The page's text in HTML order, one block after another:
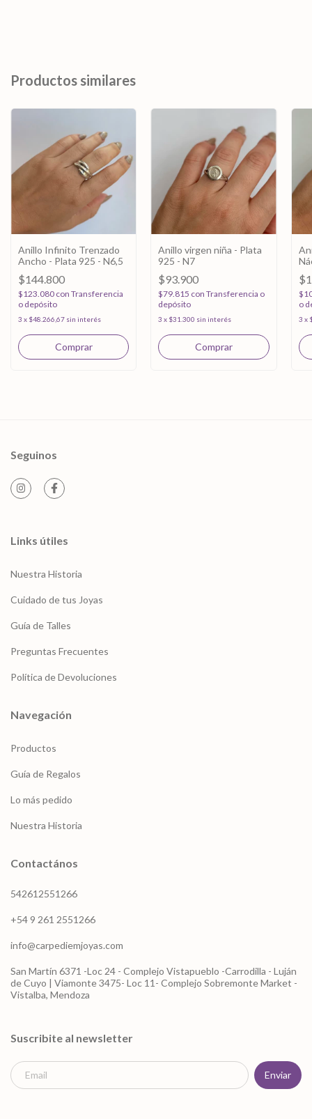
Productos similares
Anillo Infinito Trenzado
Ancho - Plata 925 - N6,5
$144.800
$123.080 con Transferencia
o depósito
3 x $48.266,67 sin interés
Anillo virgen niña - Plata
925 - N7
$93.900
$79.815 con Transferencia o
depósito
3 x $31.300 sin interés
o
3 x
Seguinos
Links útiles
Nuestra Historia
Cuidado de tus Joyas
Guía de Talles
Preguntas Frecuentes
Política de Devoluciones
Navegación
Productos
Guía de Regalos
Lo más pedido
Nuestra Historia
Contactános
542612551266
+54 9 261 2551266
info@carpediemjoyas.com
San Martín 6371 -Loc 24 - Complejo Vistapueblo -Carrodilla - Luján
de Cuyo | Viamonte 3475- Loc 11- Complejo Sobremonte Market -
Vistalba, Mendoza
Suscribite al newsletter